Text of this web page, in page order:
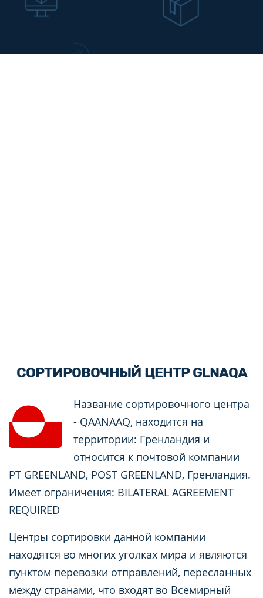
СОРТИРОВОЧНЫЙ ЦЕНТР GLNAQA
Название сортировочного центра
- QAANAAQ, находится на
территории: Гренландия и
относится к почтовой компании
PT GREENLAND, POST GREENLAND, Гренландия.
Имеет ограничения: BILATERAL AGREEMENT
REQUIRED
Центры сортировки данной компании
находятся во многих уголках мира и являются
пунктом перевозки отправлений, пересланных
между странами, что входят во Всемирный